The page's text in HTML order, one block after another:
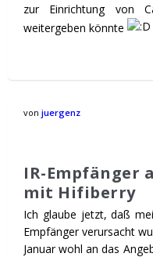
zur Einrichtung von
weitergeben könnte
von juergenz
IR-Empfänger
mit Hifiberry
Ich glaube jetzt, daß
Empfänger verursacht
Januar wohl an das